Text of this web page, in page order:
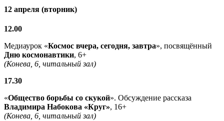
12 апреля (вторник)
12.00
Медиаурок «Космос вчера, сегодня, завтра», посвящённый
Дню космонавтики, 6+
(Конева, 6, читальный зал)
17.30
«Общество борьбы со скукой». Обсуждение рассказа
Владимира Набокова «Круг», 16+
(Конева, 6, читальный зал)